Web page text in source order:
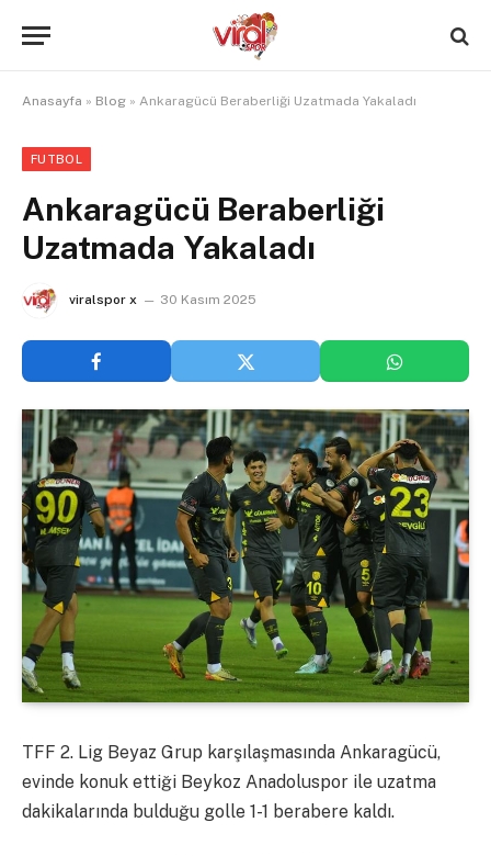
Anasayfa » Blog » Ankaragücü Beraberliği Uzatmada Yakaladı
FUTBOL
Ankaragücü Beraberliği
Uzatmada Yakaladı
viralspor x 30 Kasım 2025
TFF 2. Lig Beyaz Grup karşılaşmasında Ankaragücü,
evinde konuk ettiği Beykoz Anadoluspor ile uzatma
dakikalarında bulduğu golle 1-1 berabere kaldı.